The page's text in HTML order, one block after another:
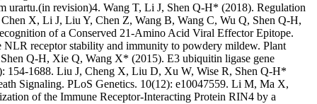
urartu.(in revision)4. Wang T, Li J, Shen Q-H* (2018). Regulation
X, Li J, Liu Y, Chen Z, Wang B, Wang C, Wu Q, Shen Q-H,
of a Conserved 21-Amino Acid Viral Effector Epitope.
receptor stability and immunity to powdery mildew. Plant
Q-H, Xie Q, Wang X* (2015). E3 ubiquitin ligase gene
154-1688. Liu J, Cheng X, Liu D, Xu W, Wise R, Shen Q-H*
Signaling. PLoS Genetics. 10(12): e10047559. Li M, Ma X,
of the Immune Receptor-Interacting Protein RIN4 by a